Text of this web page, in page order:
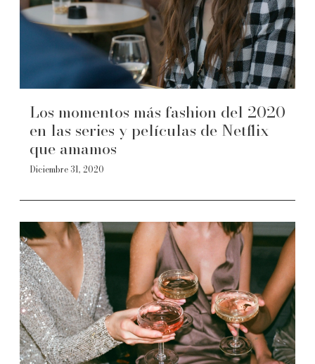
Los momentos más fashion del 2020
en las series y películas de Netflix
que amamos
Diciembre 31, 2020